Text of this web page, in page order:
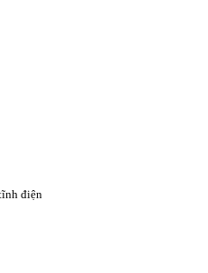
điện